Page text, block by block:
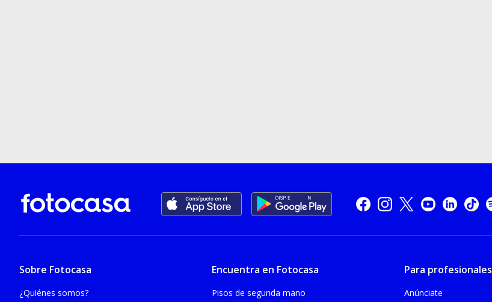
Sobre Fotocasa
¿Quiénes somos?
Encuentra en Fotocasa
Pisos de segunda mano
Para profesionales
Anúnciate